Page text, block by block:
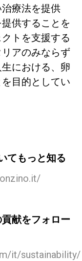
療法を提供
供することを
トを支援する
アのみならず
における、卵
目的としてい
てもっと知る
献をフォロー
it/sustainability/